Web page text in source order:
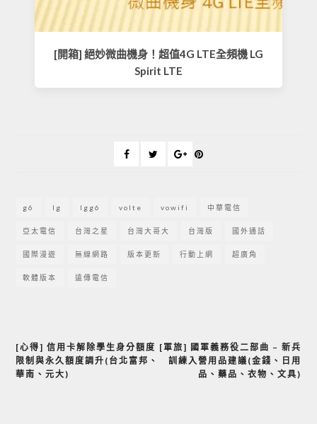
[開箱] 絕妙微曲機身！超值4G LTE全頻機 LG
Spirit LTE
g6 lg lgg6 volte vowifi 中華電信
亞太電信 台灣之星 台灣大哥大 台灣版 國外通話
國際漫遊 無線網路 版本更新 行動上網 超廣角
軟體版本 遠傳電信
文
章
[心得] 信用卡解除學生身分額度
限制與永久額度調升(台北富邦、
華南、元大)
[軍旅] 國軍義務役二部曲 – 新兵
訓練入營用品建議(金錢、日用
品、藥品、衣物、文具)